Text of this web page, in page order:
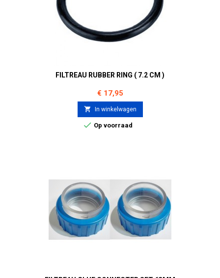
FILTREAU RUBBER RING ( 7.2 CM )
Prijs
€ 17,95
 In winkelwagen
 Op voorraad